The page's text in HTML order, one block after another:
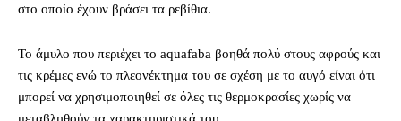
στο οποίο έχουν βράσει τα ρεβίθια.
Το άμυλο που περιέχει το aquafaba βοηθά πολύ στους αφρούς και
τις κρέμες ενώ το πλεονέκτημα του σε σχέση με το αυγό είναι ότι
μπορεί να χρησιμοποιηθεί σε όλες τις θερμοκρασίες χωρίς να
μεταβληθούν τα χαρακτηριστικά του.